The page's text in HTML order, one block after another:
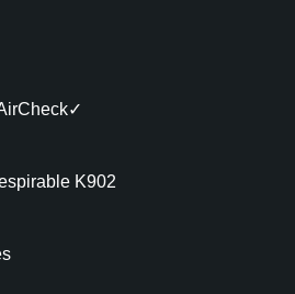
K902